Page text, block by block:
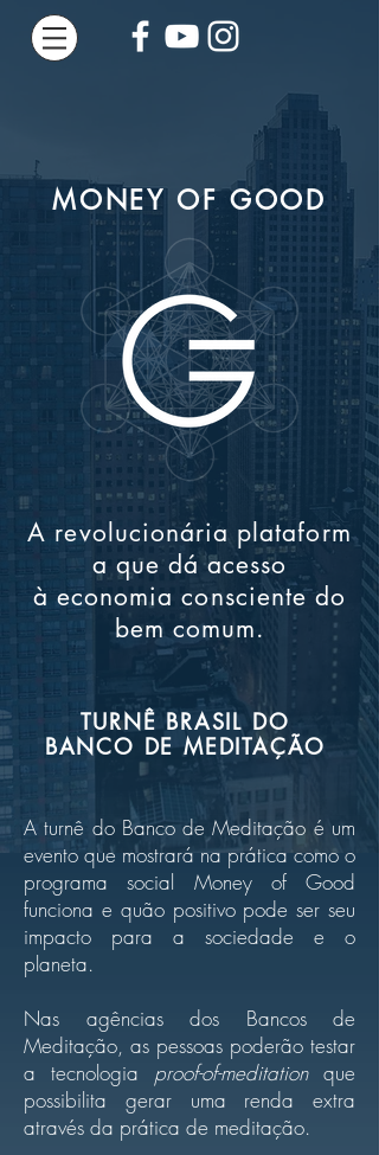
MONEY OF GOOD
A revolucionária plataform
a que dá acesso
à economia consciente do
bem comum.
TURNÊ BRASIL DO
BANCO DE MEDITAÇÃO
A turnê do Banco de Meditação é um
evento que mostrará na prática como o
programa social Money of Good
funciona e quão positivo pode ser seu
impacto para a sociedade e o
planeta.
Nas agências dos Bancos de
Meditação, as pessoas poderão testar
a tecnologia proof-of-meditationque
possibilita gerar uma renda extra
através da prática de meditação.